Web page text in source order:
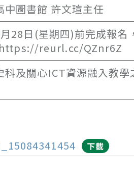
圖書館 許文瑄主任
28日(星期四)前完成報
https://reurl.cc/QZnr6Z
科及關心ICT資源融入教
下載